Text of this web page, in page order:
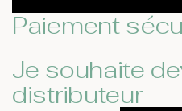
Paiement
Je souhaite
distributeur